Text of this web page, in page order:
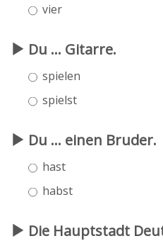
vier
Du ... Gitarre.
spielen
spielst
Du ... einen Bruder.
hast
habst
Die Hauptstadt